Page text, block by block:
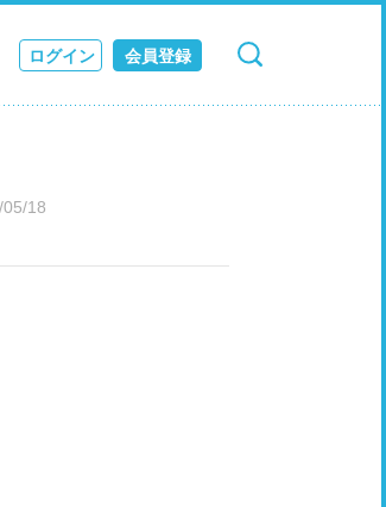
ログイン 会員登録
検索 キャンセル
18